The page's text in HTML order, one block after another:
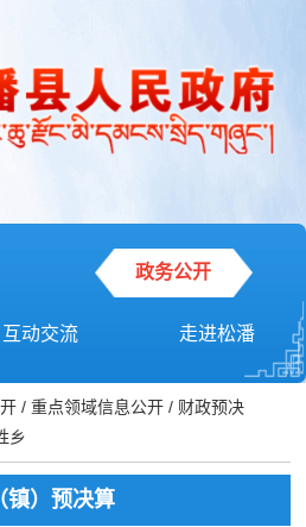
政务公开
互动交流 走进松潘
/重点领域信息公开 / 财政预决
乡
镇）预决算